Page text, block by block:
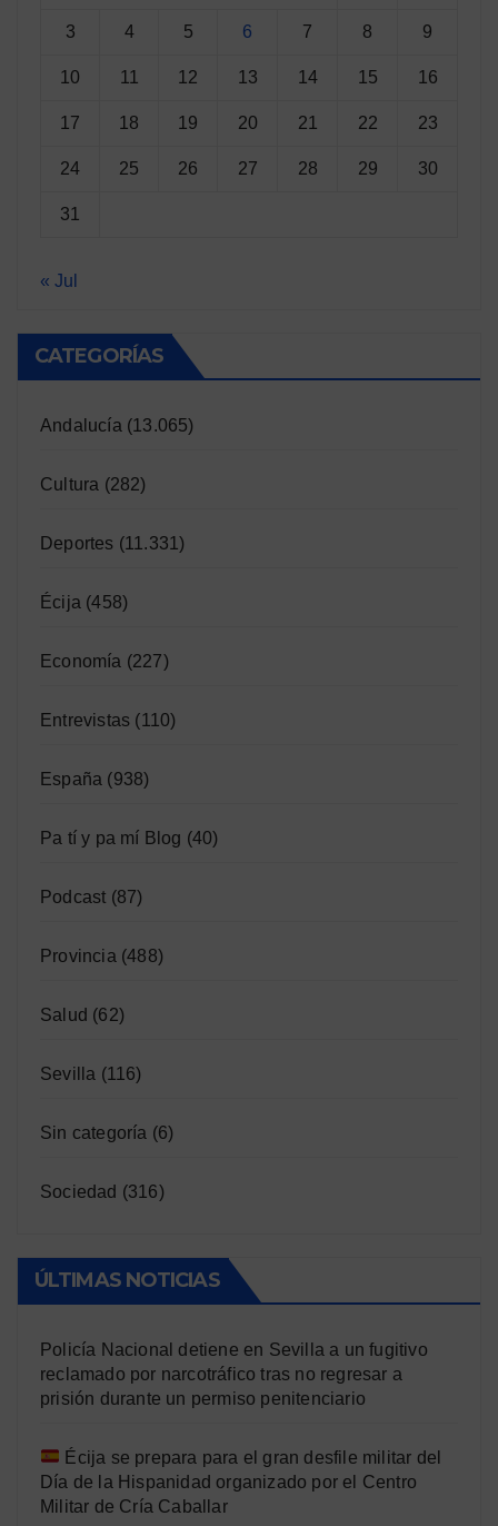
3 4 5 6 7 8 9
10 11 12 13 14 15 16
17 18 19 20 21 22 23
24 25 26 27 28 29 30
31
« Jul
CATEGORÍAS
Andalucía (13.065)
Cultura (282)
Deportes (11.331)
Écija (458)
Economía (227)
Entrevistas (110)
España (938)
Pa tí y pa mí Blog (40)
Podcast (87)
Provincia (488)
Salud (62)
Sevilla (116)
Sin categoría (6)
Sociedad (316)
ÚLTIMAS NOTICIAS
Policía Nacional detiene en Sevilla a un fugitivo
reclamado por narcotráfico tras no regresar a
prisión durante un permiso penitenciario
Écija se prepara para el gran desfile militar del
Día de la Hispanidad organizado por el Centro
Militar de Cría Caballar